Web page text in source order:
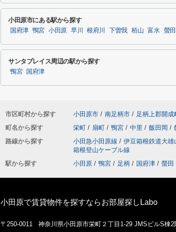
小田原市にある駅から探す
国府津 鴨宮 小田原 早川 根府川 下曽我 栢山 富水 螢田
サンタプレイス周辺の駅から探す
鴨宮 国府津
市区町村から探す 小田原市 / 南足柄市 / 足柄上郡開成
町名から探す
栄町 / 扇町 / 鴨宮 / 中里 / 飯田岡 /
路線から探す
小田急小田原線 / 伊豆箱根鉄道大雄
箱根登山ケーブル線
駅から探す
小田原 / 鴨宮 / 足柄 / 国府津 / 螢田
小田原で賃貸物件を探すならお部屋探しLabo
〒250-0011 神奈川県小田原市栄町２丁目1-29 JMSビルS棟2